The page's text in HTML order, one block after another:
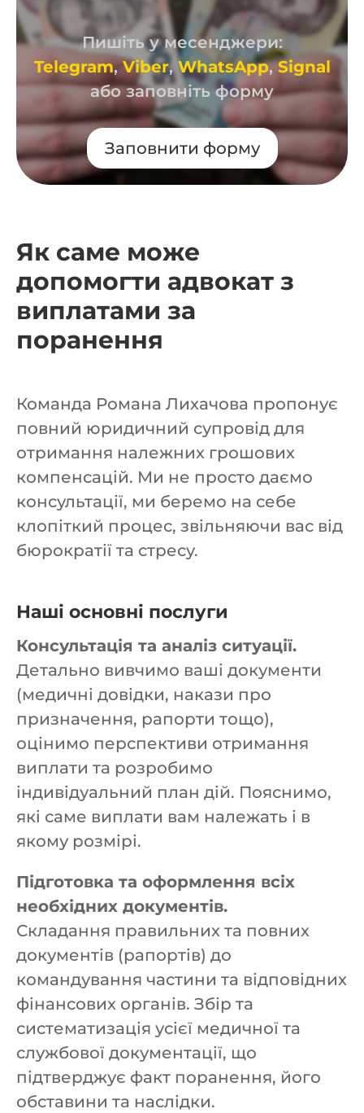
Пишіть у месенджери:
Telegram, Viber,WhatsApp,Signal
або заповніть форму
Заповнити форму
Як саме може
допомогти адвокат з
виплатами за
поранення
Команда Романа Лихачова пропонує
повний юридичний супровід для
отримання належних грошових
компенсацій. Ми не просто даємо
консультації, ми беремо на себе
клопіткий процес, звільняючи вас від
бюрократії та стресу.
Наші основні послуги
Консультація та аналіз ситуації.
Детально вивчимо ваші документи
(медичні довідки, накази про
призначення, рапорти тощо),
оцінимо перспективи отримання
виплати та розробимо
індивідуальний план дій. Пояснимо,
які саме виплати вам належать і в
якому розмірі.
Підготовка та оформлення всіх
необхідних документів.
Складання правильних та повних
документів (рапортів) до
командування частини та відповідних
фінансових органів. Збір та
систематизація усієї медичної та
службової документації, що
підтверджує факт поранення, його
обставини та наслідки.